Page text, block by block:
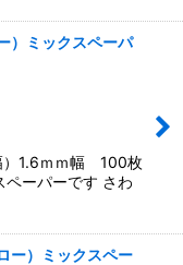
）ミックスペーパ
1.6ｍｍ幅 100枚
ペーパーです さわ
ー）ミックスペー